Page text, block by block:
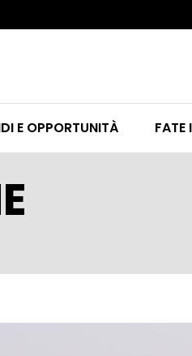
E OPPORTUNITÀ FATE